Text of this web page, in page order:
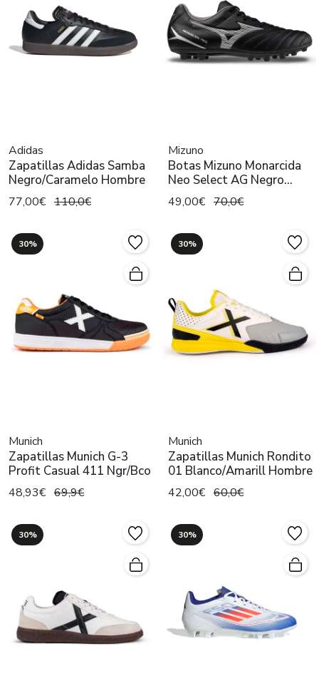
Adidas
Zapatillas Adidas Samba
Negro/Caramelo Hombre
77,00€ 110,0€
Mizuno
Botas Mizuno Monarcida
Neo Select AG Negro
Hombre
49,00€ 70,0€
30%
Munich
Zapatillas Munich G-3
Profit Casual 411 Ngr/Bco
48,93€ 69,9€
30%
Munich
Zapatillas Munich Rondito
01 Blanco/Amarill Hombre
42,00€ 60,0€
30% 30%